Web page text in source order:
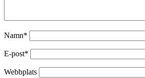
Namn*
E-post*
Webbplats